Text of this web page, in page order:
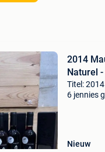
2014
Naturel
Titel:
6 jennies
Nieuw